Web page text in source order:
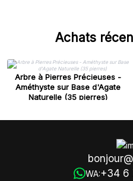
Achats
Arbre à Pierres Précieuses -
Améthyste sur Base d'Agate
Naturelle (35 pierres)
WA:+34 6